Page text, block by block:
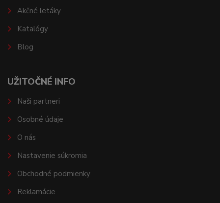
Akčné letáky
Katalógy
Blog
UŽITOČNÉ INFO
Naši partneri
Osobné údaje
O nás
Nastavenie súkromia
Obchodné podmienky
Reklamácie